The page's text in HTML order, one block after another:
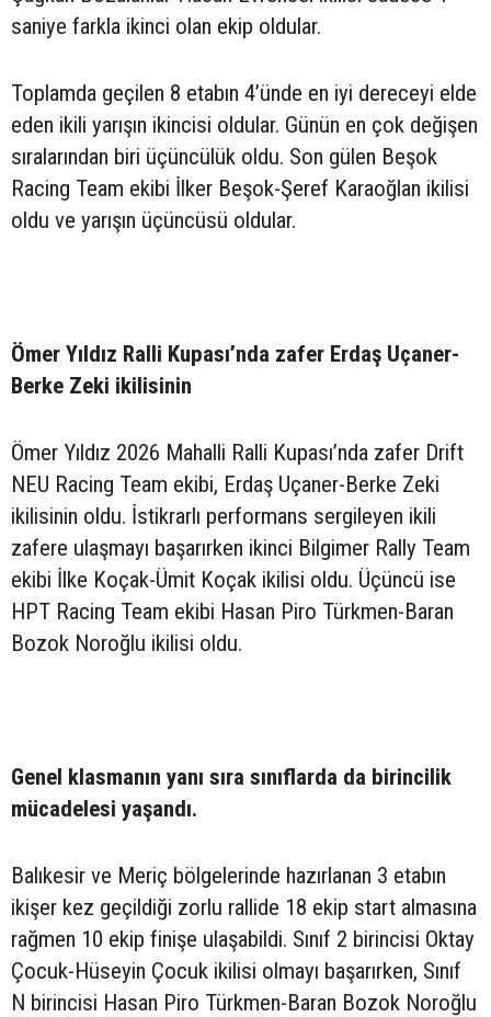
saniye farkla ikinci olan ekip oldular.
Toplamda geçilen 8 etabın 4’ünde en iyi dereceyi elde
eden ikili yarışın ikincisi oldular. Günün en çok değişen
sıralarından biri üçüncülük oldu. Son gülen Beşok
Racing Team ekibi İlker Beşok-Şeref Karaoğlan ikilisi
oldu ve yarışın üçüncüsü oldular.
Ömer Yıldız Ralli Kupası’nda zafer Erdaş Uçaner-
Berke Zeki ikilisinin
Ömer Yıldız 2026 Mahalli Ralli Kupası’nda zafer Drift
NEU Racing Team ekibi, Erdaş Uçaner-Berke Zeki
ikilisinin oldu. İstikrarlı performans sergileyen ikili
zafere ulaşmayı başarırken ikinci Bilgimer Rally Team
ekibi İlke Koçak-Ümit Koçak ikilisi oldu. Üçüncü ise
HPT Racing Team ekibi Hasan Piro Türkmen-Baran
Bozok Noroğlu ikilisi oldu.
Genel klasmanın yanı sıra sınıflarda da birincilik
mücadelesi yaşandı.
Balıkesir ve Meriç bölgelerinde hazırlanan 3 etabın
ikişer kez geçildiği zorlu rallide 18 ekip start almasına
rağmen 10 ekip finişe ulaşabildi. Sınıf 2 birincisi Oktay
Çocuk-Hüseyin Çocuk ikilisi olmayı başarırken, Sınıf
N birincisi Hasan Piro Türkmen-Baran Bozok Noroğlu